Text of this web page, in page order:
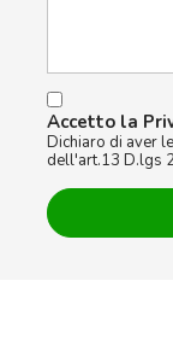
Accetto la
Dichiaro di aver
dell'art.13 D.lgs